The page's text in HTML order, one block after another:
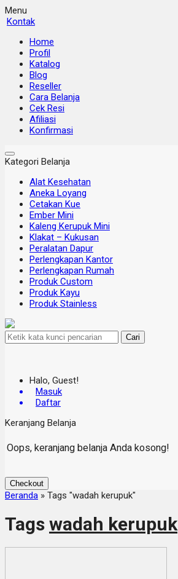
Menu
Kontak
Home
Profil
Katalog
Blog
Reseller
Cara Belanja
Cek Resi
Afiliasi
Konfirmasi
Kategori Belanja
Alat Kesehatan
Aneka Loyang
Cetakan Kue
Ember Mini
Kaleng Kerupuk Mini
Klakat – Kukusan
Peralatan Dapur
Perlengkapan Kantor
Perlengkapan Rumah
Produk Custom
Produk Kayu
Produk Stainless
Cari
Halo, Guest!
Masuk
Daftar
Keranjang Belanja
Oops, keranjang belanja Anda kosong!
Checkout
Beranda » Tags "wadah kerupuk"
Tags wadah kerupuk